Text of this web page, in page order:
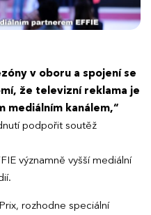
v oboru a spojení se
že televizní reklama je
mediálním kanálem,“
podpořit soutěž
významně vyšší mediální
rozhodne speciální